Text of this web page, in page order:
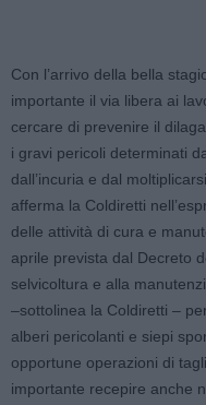
Con l’arrivo della bella
importante il via libera ai
cercare di prevenire il
i gravi pericoli determinati
dall’incuria e dal
afferma la Coldiretti
delle attività di cura e
aprile prevista dal Decreto
selvicoltura e alla
–sottolinea la Coldiretti –
alberi pericolanti e siepi
opportune operazioni di
importante recepire anche